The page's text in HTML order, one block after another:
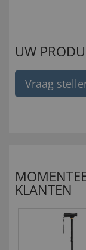
UW
Vraag
KLANTEN